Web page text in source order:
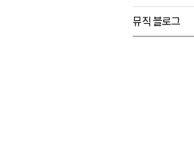
뮤직 블로그